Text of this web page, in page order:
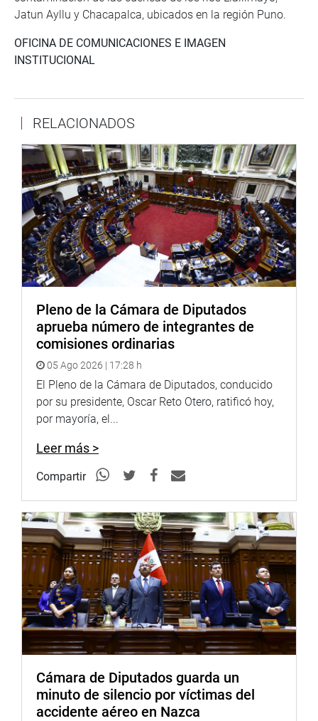
Jatun Ayllu y Chacapalca, ubicados en la región Puno.
OFICINA DE COMUNICACIONES E IMAGEN
INSTITUCIONAL
RELACIONADOS
Pleno de la Cámara de Diputados
aprueba número de integrantes de
comisiones ordinarias
05 Ago 2026 | 17:28 h
El Pleno de la Cámara de Diputados, conducido
por su presidente, Oscar Reto Otero, ratificó hoy,
por mayoría, el...
Leer más >
Compartir
Cámara de Diputados guarda un
minuto de silencio por víctimas del
accidente aéreo en Nazca